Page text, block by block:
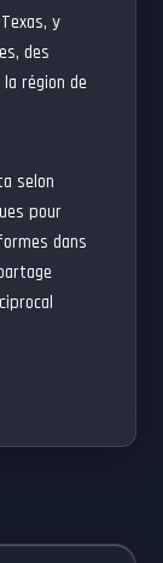
y
des
région de
selon
pour
dans